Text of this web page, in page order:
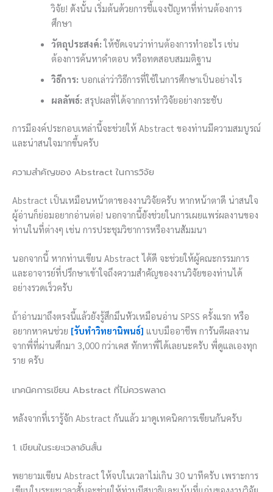
วิจัย! ดังนั้น เริ่มต้นด้วยการชี้แจงปัญหาที่ท่านต้องการ
ศึกษา
วัตถุประสงค์: ให้ชัดเจนว่าท่านต้องการทำอะไร เช่น
ต้องการค้นหาคำตอบ หรือทดสอบสมมติฐาน
วิธีการ: บอกเล่าว่าวิธีการที่ใช้ในการศึกษาเป็นอย่างไร
ผลลัพธ์: สรุปผลที่ได้จากการทำวิจัยอย่างกระชับ
การมีองค์ประกอบเหล่านี้จะช่วยให้ Abstract ของท่านมีความสมบูรณ์
และน่าสนใจมากขึ้นครับ
ความสำคัญของ Abstract ในการวิจัย
Abstract เป็นเหมือนหน้าตาของงานวิจัยครับ หากหน้าตาดี น่าสนใจ
ผู้อ่านก็ย่อมอยากอ่านต่อ! นอกจากนี้ยังช่วยในการเผยแพร่ผลงานของ
ท่านในที่ต่างๆ เช่น การประชุมวิชาการหรืองานสัมมนา
นอกจากนี้ หากท่านเขียน Abstract ได้ดี จะช่วยให้ผู้คณะกรรมการ
และอาจารย์ที่ปรึกษาเข้าใจถึงความสำคัญของงานวิจัยของท่านได้
อย่างรวดเร็วครับ
ถ้าอ่านมาถึงตรงนี้แล้วยังรู้สึกมึนหัวเหมือนอ่าน SPSS ครั้งแรก หรือ
อยากหาคนช่วย [รับทำวิทยานิพนธ์] แบบมืออาชีพ การันตีผลงาน
จากพี่ที่ผ่านศึกมา 3,000 กว่าเคส ทักหาพี่ได้เลยนะครับ พี่ดูแลเองทุก
ราย ครับ
เทคนิคการเขียน Abstract ที่ไม่ควรพลาด
หลังจากที่เรารู้จัก Abstract กันแล้ว มาดูเทคนิคการเขียนกันครับ
1. เขียนในระยะเวลาอันสั้น
พยายามเขียน Abstract ให้จบในเวลาไม่เกิน 30 นาทีครับ เพราะการ